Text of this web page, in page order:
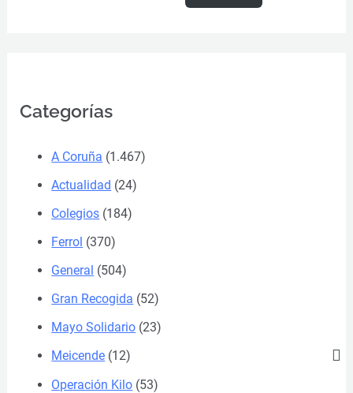
Categorías
A Coruña (1.467)
Actualidad (24)
Colegios (184)
Ferrol (370)
General (504)
Gran Recogida (52)
Mayo Solidario (23)
Meicende (12)
Operación Kilo (53)